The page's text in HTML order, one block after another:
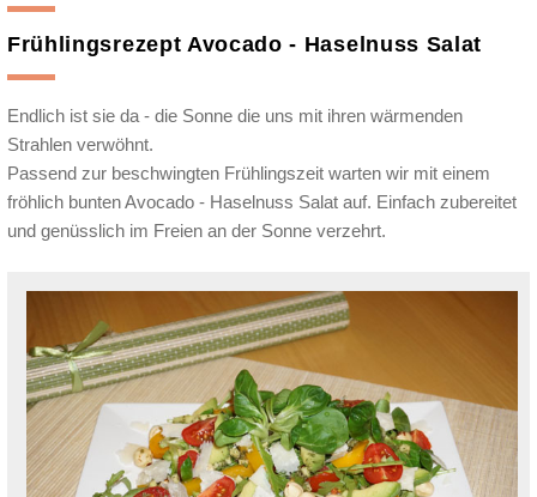
Frühlingsrezept Avocado - Haselnuss Salat
Endlich ist sie da - die Sonne die uns mit ihren wärmenden
Strahlen verwöhnt.
Passend zur beschwingten Frühlingszeit warten wir mit einem
fröhlich bunten Avocado - Haselnuss Salat auf. Einfach zubereitet
und genüsslich im Freien an der Sonne verzehrt.